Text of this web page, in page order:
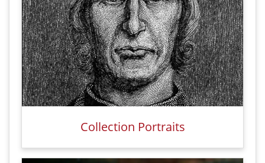
Collection Portraits